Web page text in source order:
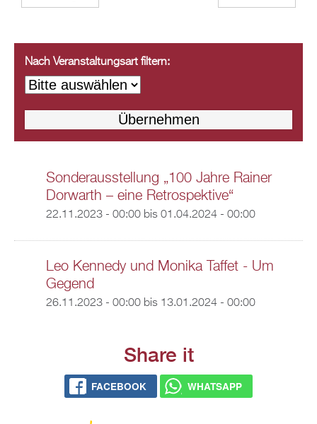
Nach Veranstaltungsart filtern:
Sonderausstellung „100 Jahre Rainer
Dorwarth – eine Retrospektive“
22.11.2023 - 00:00bis 01.04.2024 - 00:00
Leo Kennedy und Monika Taffet - Um
Gegend
26.11.2023 - 00:00bis 13.01.2024 - 00:00
Share it
FACEBOOK WHATSAPP